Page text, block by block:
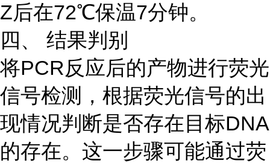
Z后在72℃保温7分钟。
四、 结果判别
将PCR反应后的产物进行荧光
信号检测，根据荧光信号的出
现情况判断是否存在目标DNA
的存在。这一步骤可能通过荧